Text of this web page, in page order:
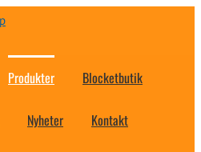
Produkter Blocketbutik
Nyheter Kontakt